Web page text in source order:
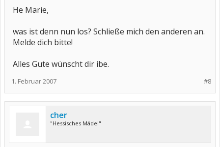
He Marie,
was ist denn nun los? Schließe mich den anderen an.
Melde dich bitte!
Alles Gute wünscht dir ibe.
#8
1. Februar 2007
cher
"Hessisches Mädel"